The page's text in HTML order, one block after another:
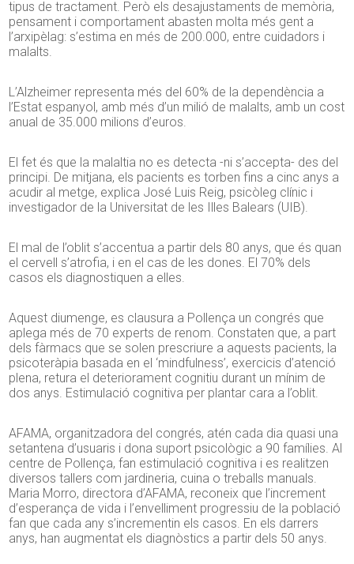
tipus de tractament. Però els desajustaments de memòria,
pensament i comportament abasten molta més gent a
l’arxipèlag: s’estima en més de 200.000, entre cuidadors i
malalts.
L’Alzheimer representa més del 60% de la dependència a
l’Estat espanyol, amb més d’un milió de malalts, amb un cost
anual de 35.000 milions d’euros.
El fet és que la malaltia no es detecta -ni s’accepta- des del
principi. De mitjana, els pacients es torben fins a cinc anys a
acudir al metge, explica José Luis Reig, psicòleg clínic i
investigador de la Universitat de les Illes Balears (UIB).
El mal de l’oblit s’accentua a partir dels 80 anys, que és quan
el cervell s’atrofia, i en el cas de les dones. El 70% dels
casos els diagnostiquen a elles.
Aquest diumenge, es clausura a Pollença un congrés que
aplega més de 70 experts de renom. Constaten que, a part
dels fàrmacs que se solen prescriure a aquests pacients, la
psicoteràpia basada en el ‘mindfulness’, exercicis d’atenció
plena, retura el deteriorament cognitiu durant un mínim de
dos anys. Estimulació cognitiva per plantar cara a l’oblit.
AFAMA, organitzadora del congrés, atén cada dia quasi una
setantena d’usuaris i dona suport psicològic a 90 famílies. Al
centre de Pollença, fan estimulació cognitiva i es realitzen
diversos tallers com jardineria, cuina o treballs manuals.
Maria Morro, directora d’AFAMA, reconeix que l’increment
d’esperança de vida i l’envelliment progressiu de la població
fan que cada any s’incrementin els casos. En els darrers
anys, han augmentat els diagnòstics a partir dels 50 anys.